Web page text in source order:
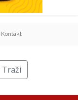
Kontakt
Traži